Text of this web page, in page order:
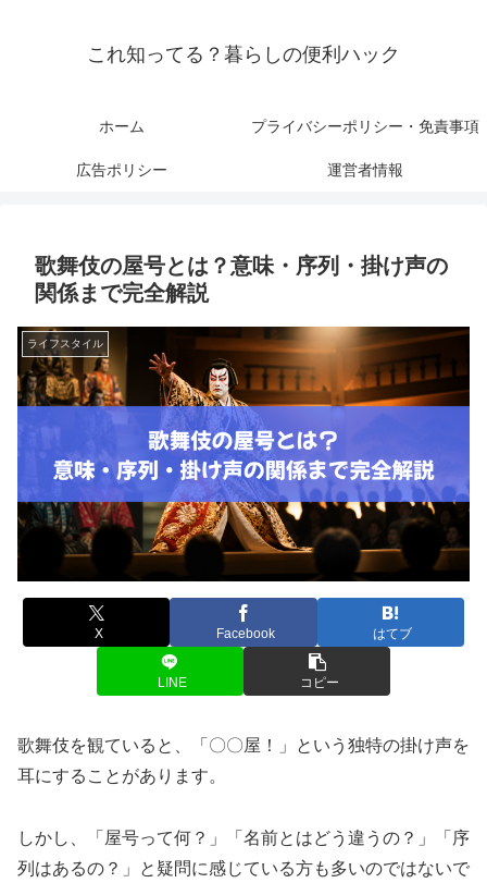
これ知ってる？暮らしの便利ハック
ホーム プライバシーポリシー・免責事項
広告ポリシー 運営者情報
歌舞伎の屋号とは？意味・序列・掛け声の
関係まで完全解説
ライフスタイル
X Facebook はてブ
LINE コピー
歌舞伎を観ていると、「〇〇屋！」という独特の掛け声を
耳にすることがあります。
しかし、「屋号って何？」「名前とはどう違うの？」「序
列はあるの？」と疑問に感じている方も多いのではないで